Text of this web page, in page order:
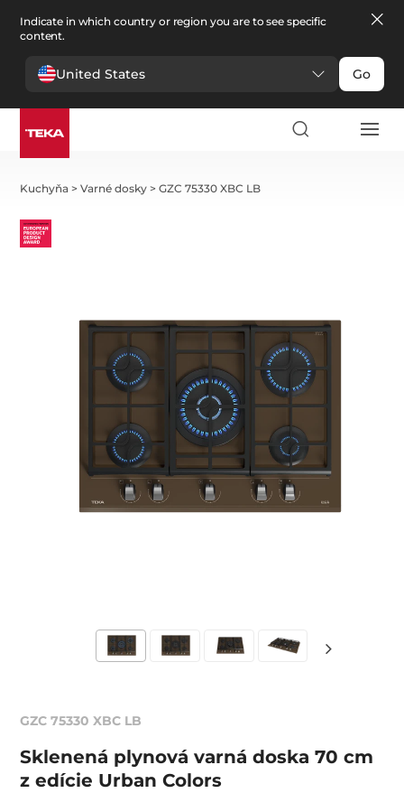
Indicate in which country or region you are to see specific
content.
United States Go
Kuchyňa >Varné dosky >GZC 75330 XBC LB
GZC 75330 XBC LB
Sklenená plynová varná doska 70 cm
z edície Urban Colors